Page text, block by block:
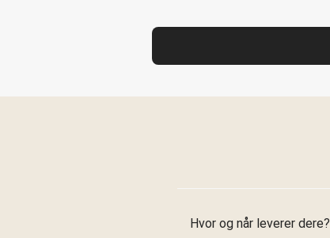
Hvor og når leverer dere?